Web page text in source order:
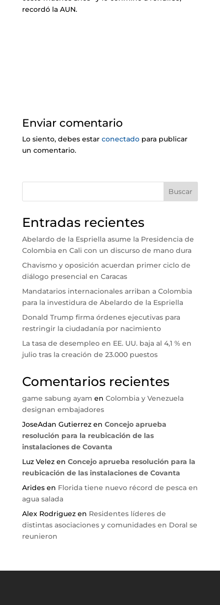
recordó la AUN.
Enviar comentario
Lo siento, debes estar conectadopara publicar
un comentario.
Buscar
Entradas recientes
Abelardo de la Espriella asume la Presidencia de
Colombia en Cali con un discurso de mano dura
Chavismo y oposición acuerdan primer ciclo de
diálogo presencial en Caracas
Mandatarios internacionales arriban a Colombia
para la investidura de Abelardo de la Espriella
Donald Trump firma órdenes ejecutivas para
restringir la ciudadanía por nacimiento
La tasa de desempleo en EE. UU. baja al 4,1 % en
julio tras la creación de 23.000 puestos
Comentarios recientes
game sabung ayam en Colombia y Venezuela
designan embajadores
JoseAdan Gutierrezen Concejo aprueba
resolución para la reubicación de las
instalaciones de Covanta
Luz Velezen Concejo aprueba resolución para la
reubicación de las instalaciones de Covanta
Aridesen Florida tiene nuevo récord de pesca en
agua salada
Alex Rodriguezen Residentes líderes de
distintas asociaciones y comunidades en Doral se
reunieron